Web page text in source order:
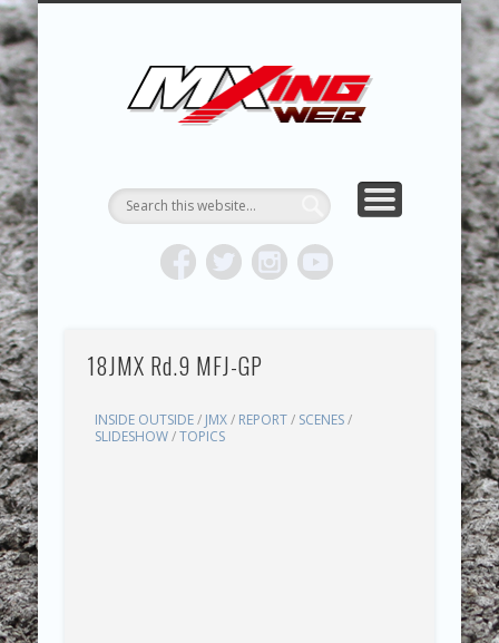
トク
HOME
TOPICS
ABOUT MX
RESULTS
REPORT
MXING & MXING＋PLUS
HYPER MXING
CONTACT
18JMX Rd.9 MFJ-GP
INSIDE OUTSIDE/ JMX/ REPORT/ SCENES/
SLIDESHOW/TOPICS